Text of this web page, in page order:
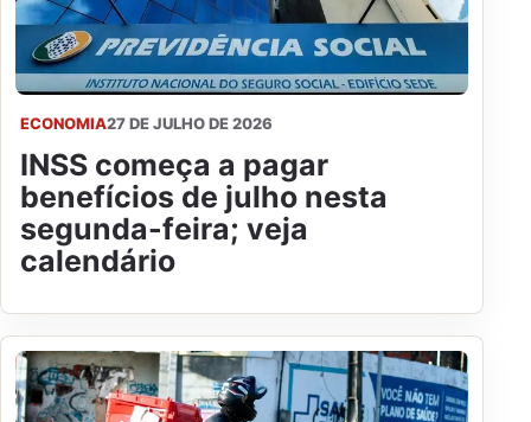
ECONOMIA27 DE JULHO DE 2026
INSS começa a pagar
benefícios de julho nesta
segunda-feira; veja
calendário